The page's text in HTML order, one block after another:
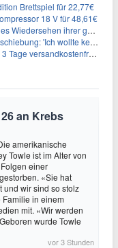
Brettspiel für 22,77€
18 V für 48,61€
Eltern kurz vor dem Tod ihrer Mutter
keine persönliche Situation ausnutzen'
bestellen (MBW 25€)
an Krebs
amerikanische
Towle ist im Alter von
einer
«Sie hat
und wir sind so stolz
Familie in einem
mit. «Wir werden
wurde Towle
vor 3 Stunden